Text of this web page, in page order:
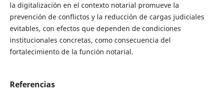
la digitalización en el contexto notarial promueve la
prevención de conflictos y la reducción de cargas judiciales
evitables, con efectos que dependen de condiciones
institucionales concretas, como consecuencia del
fortalecimiento de la función notarial.
Referencias